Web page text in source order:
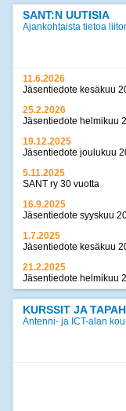
SANT:N UUTISIA
Ajankohtaista tietoa
11.6.2026
Jäsentiedote kesäkuu
25.2.2026
Jäsentiedote helmikuu
19.12.2025
Jäsentiedote joulukuu
5.11.2025
SANT ry 30 vuotta
16.9.2025
Jäsentiedote syyskuu
1.7.2025
Jäsentiedote kesäkuu
21.2.2025
Jäsentiedote helmikuu
17.12.2024
Jäsentiedote joulukuu
KURSSIT JA
Antenni- ja ICT-alan